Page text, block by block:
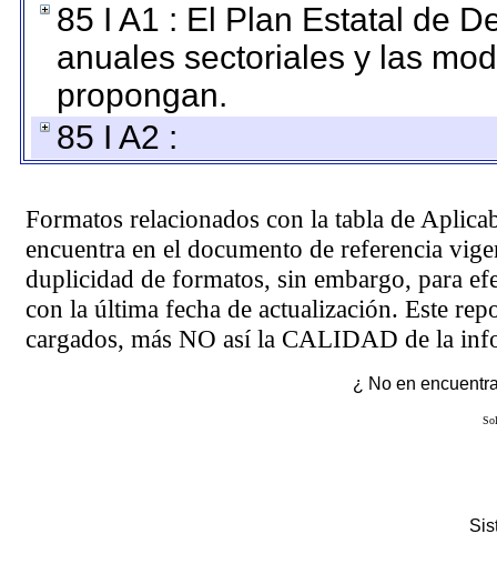
85 I A1 : El Plan Estatal de
anuales sectoriales y las
propongan.
85 I A2 :
Formatos relacionados con la tabla de
encuentra en el documento de referencia
duplicidad de formatos, sin embargo, para
con la última fecha de actualización. Este
cargados, más NO así la CALIDAD de la
¿ No en